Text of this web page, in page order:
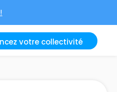
votre collectivité